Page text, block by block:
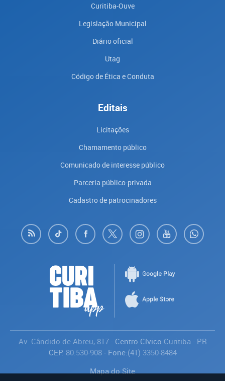
Curitiba-Ouve
Legislação Municipal
Diário oficial
Utag
Código de Ética e Conduta
Editais
Licitações
Chamamento público
Comunicado de interesse público
Parceria público-privada
Cadastro de patrocinadores
Av. Cândido de Abreu, 817- Centro Cívico Curitiba - PR
CEP: 80.530-908- Fone:(41) 3350-8484
Mapa do Site